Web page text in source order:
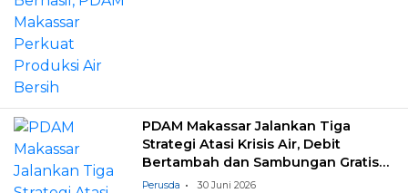
PDAM Makassar Jalankan Tiga
Strategi Atasi Krisis Air, Debit
Bertambah dan Sambungan Gratis
Disiapkan
Perusda 30 Juni 2026